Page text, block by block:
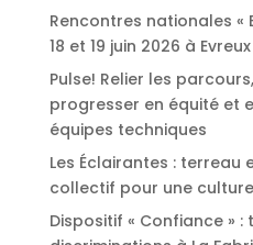
Rencontres nationales «
18 et 19 juin 2026 à Evreux
Pulse! Relier les
progresser en équité et
équipes techniques
Les Éclairantes : terreau
collectif pour une
Dispositif « Confiance »